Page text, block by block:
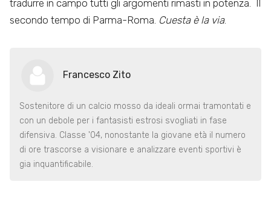
tradurre in campo tutti gli argomenti rimasti in potenza. Il
secondo tempo di Parma-Roma. Cuesta è la via.
Francesco Zito
Sostenitore di un calcio mosso da ideali ormai tramontati e
con un debole per i fantasisti estrosi svogliati in fase
difensiva. Classe '04, nonostante la giovane età il numero
di ore trascorse a visionare e analizzare eventi sportivi è
gia inquantificabile.